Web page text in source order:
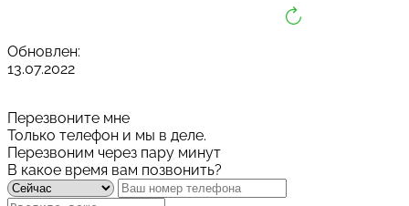
Обновлен:
13.07.2022
Перезвоните мне
Только телефон и мы в деле.
Перезвоним через пару минут
В какое время вам позвонить?